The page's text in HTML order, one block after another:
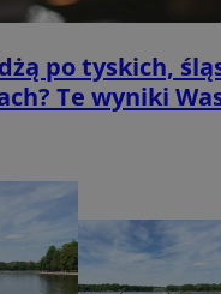
po tyskich,
Te wyniki